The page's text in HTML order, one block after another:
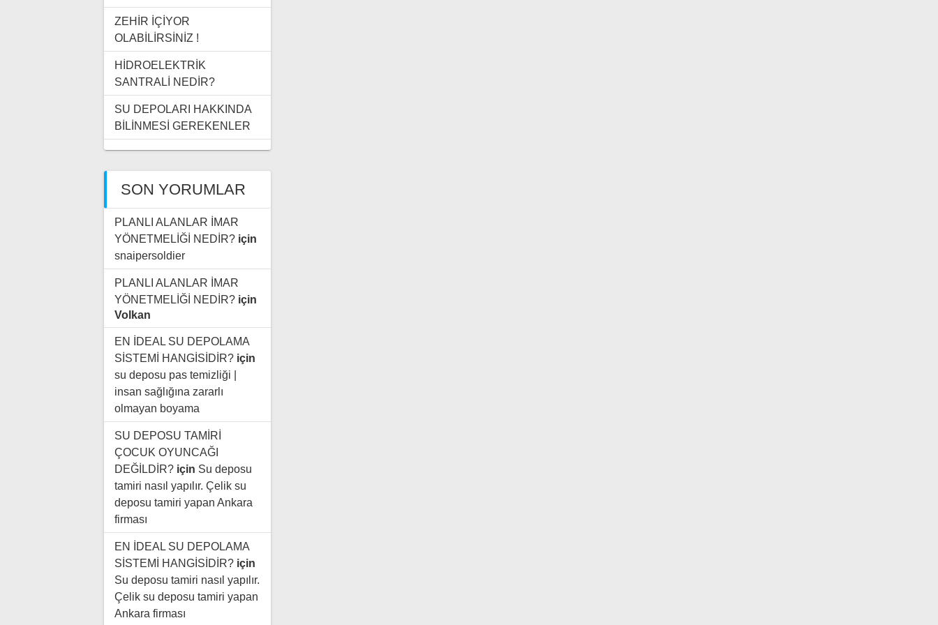
ZEHİR İÇİYOR
OLABİLİRSİNİZ !
HİDROELEKTRİK
SANTRALİ NEDİR?
SU DEPOLARI HAKKINDA
BİLİNMESİ GEREKENLER
SON YORUMLAR
PLANLI ALANLAR İMAR
YÖNETMELİĞİ NEDİR? için
snaipersoldier
PLANLI ALANLAR İMAR
YÖNETMELİĞİ NEDİR? için
Volkan
EN İDEAL SU DEPOLAMA
SİSTEMİ HANGİSİDİR? için
su deposu pas temizliği |
insan sağlığına zararlı
olmayan boyama
SU DEPOSU TAMİRİ
ÇOCUK OYUNCAĞI
DEĞİLDİR? için Su deposu
tamiri nasıl yapılır. Çelik su
deposu tamiri yapan Ankara
firması
EN İDEAL SU DEPOLAMA
SİSTEMİ HANGİSİDİR? için
Su deposu tamiri nasıl yapılır.
Çelik su deposu tamiri yapan
Ankara firması